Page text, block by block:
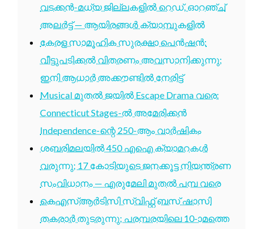
വടക്കൻ-മധ്യ ജില്ലകളിൽ റെഡ്, ഓറഞ്ച്
അലർട്ട് — ആയിരങ്ങൾ ക്യാമ്പുകളിൽ
കേരള സാമൂഹിക സുരക്ഷാ പെൻഷൻ:
വീട്ടുപടിക്കൽ വിതരണം അവസാനിക്കുന്നു;
ഇനി ആധാർ അക്കൗണ്ടിൽ നേരിട്ട്
Musical മുതൽ ജയിൽ Escape Drama വരെ:
Connecticut Stages-ൽ അമേരിക്കൻ
Independence-ന്റെ 250-ആം വാർഷികം
ശബരിമലയിൽ 450 എഐ ക്യാമറകൾ
വരുന്നു; 17 കോടിയുടെ ജനക്കൂട്ട നിയന്ത്രണ
സംവിധാനം — എരുമേലി മുതൽ പമ്പ വരെ
കെഎസ്ആർടിസി സ്വിഫ്റ്റ് ബസ് ഷാസി
തകരാർ തുടരുന്നു; പരമ്പരയിലെ 10-ാമത്തെ